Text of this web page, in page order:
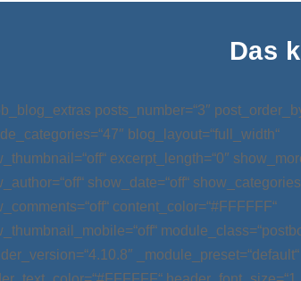
Das
posts_number=“3″
blog_layout=“full_width“
excerpt_length=“0″
show_date=“off“
content_color=“#FFFFFF“
_module_preset=“default“